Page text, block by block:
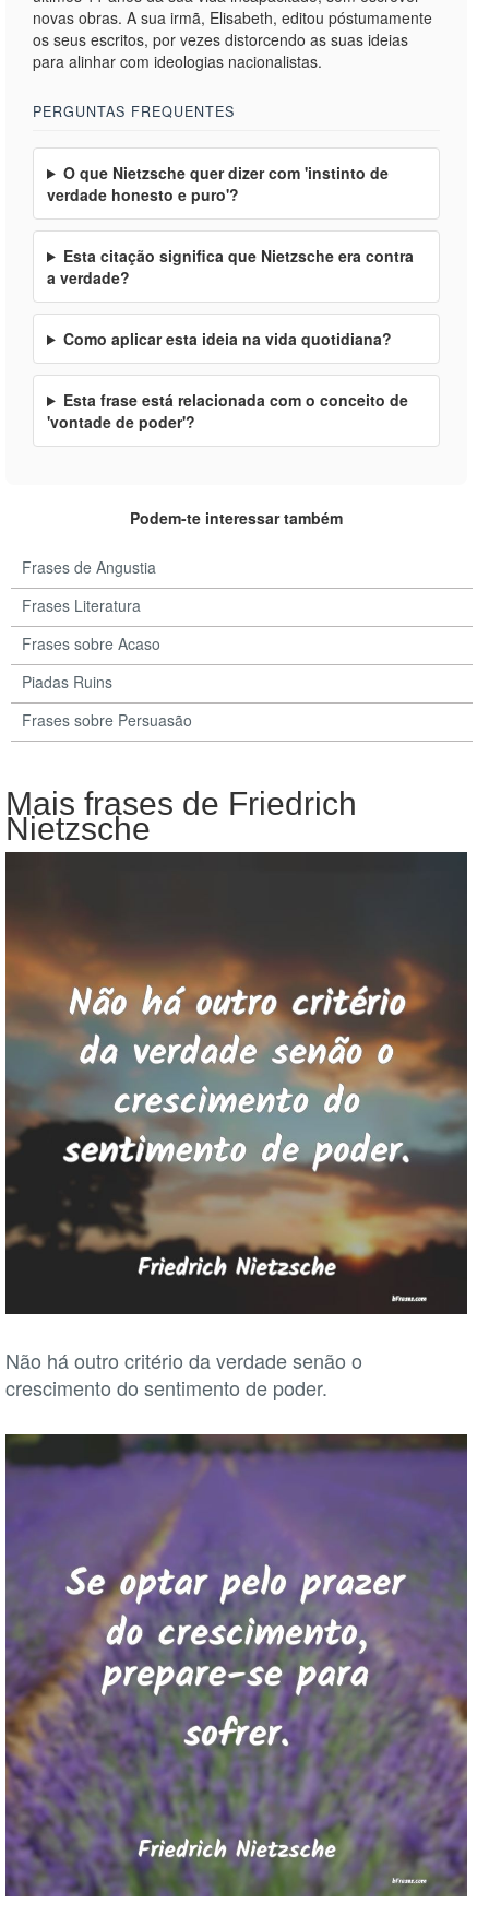
novas obras. A sua irmã, Elisabeth, editou póstumamente
os seus escritos, por vezes distorcendo as suas ideias
para alinhar com ideologias nacionalistas.
PERGUNTAS FREQUENTES
O que Nietzsche quer dizer com 'instinto de
verdade honesto e puro'?
Esta citação significa que Nietzsche era contra
a verdade?
Como aplicar esta ideia na vida quotidiana?
Esta frase está relacionada com o conceito de
'vontade de poder'?
Podem-te interessar também
Frases de Angustia
Frases Literatura
Frases sobre Acaso
Piadas Ruins
Frases sobre Persuasão
Mais frases de Friedrich
Nietzsche
Não há outro critério da verdade senão o
crescimento do sentimento de poder.